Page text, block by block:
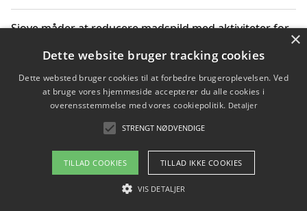
Sjove måder at reducere madspild med aktiviteter for
Hvor finder jeg nemme måltidskasser i Vejle
Om / kontakt
Blog Betingelser
×
Dette website bruger tracking cookies
Dette websted bruger cookies til at forbedre brugeroplevelsen. Ved
at bruge vores hjemmeside accepterer du alle cookies i
overensstemmelse med vores cookiepolitik. Detaljer
STRENGT NØDVENDIGE
TILLAD COOKIES TILLAD IKKE COOKIES
VIS DETALJER